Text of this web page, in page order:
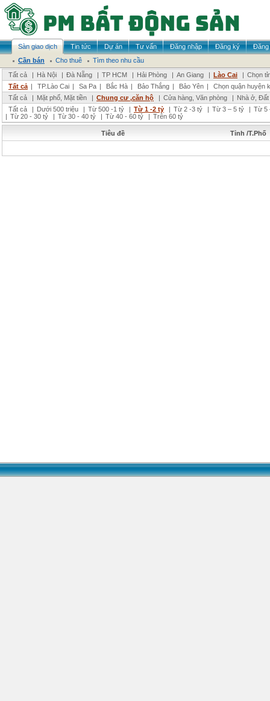
Sàn giao dịch Tin tức Dự án Tư vấn Đăng nhập Đăng ký
Đăng
Cần bán
Cho thuê
Tìm theo nhu cầu
Tất cả
| Hà Nội | Đà Nẵng | TP HCM | Hải Phòng | An Giang | Lào Cai | Chọn
Tất cả | TP.Lào Cai | Sa Pa | Bắc Hà | Bảo Thắng | Bảo Yên |
Chọn quận huyện
Tất cả
| Mặt phố, Mặt tiền | Chung cư ,căn hộ | Cửa hàng, Văn phòng | Nhà ở,
Tất cả
| Dưới 500 triệu | Từ 500 -1 tỷ | Từ 1 -2 tỷ | Từ 2 -3 tỷ | Từ 3 – 5 tỷ | Từ 5
| Từ 20 - 30 tỷ | Từ 30 - 40 tỷ | Từ 40 - 60 tỷ | Trên 60 tỷ
Tiêu đề Tỉnh /T.Phố